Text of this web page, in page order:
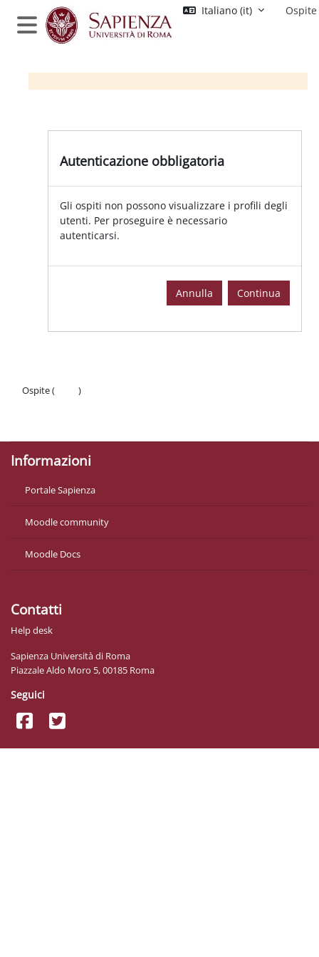
Vai al contenuto principale
Pannello laterale
Italiano ‎(it)‎ Ospite
Autenticazione obbligatoria
Gli ospiti non possono visualizzare i profili degli
utenti. Per proseguire è necessario
autenticarsi.
Annulla Continua
Ospite (
)
Informazioni
Portale Sapienza
Moodle community
Moodle Docs
Contatti
Help desk
Sapienza Università di Roma
Piazzale Aldo Moro 5, 00185 Roma
Seguici